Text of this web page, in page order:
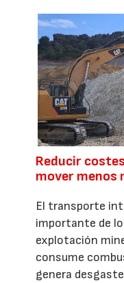
Reducir
mover menos
El transporte
importante de
explotación
consume
genera